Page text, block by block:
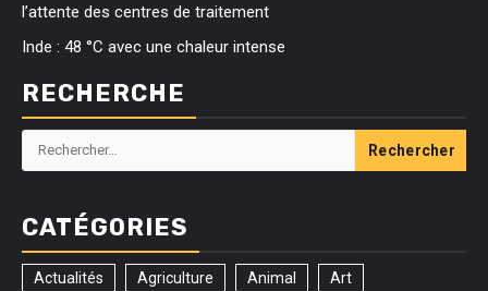
l’attente des centres de traitement
Inde : 48 °C avec une chaleur intense
RECHERCHE
Rechercher :
CATÉGORIES
Actualités Agriculture Animal Art